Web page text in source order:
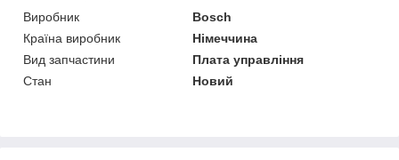
Виробник
Bosch
Країна виробник
Німеччина
Вид запчастини
Плата управління
Стан
Новий